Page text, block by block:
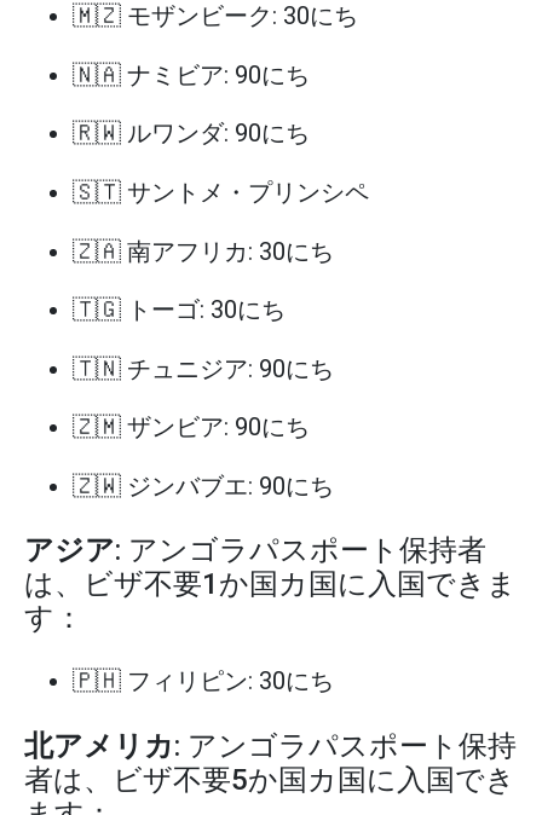
🇲🇿 モザンビーク: 30にち
🇳🇦 ナミビア: 90にち
🇷🇼 ルワンダ: 90にち
🇸🇹 サントメ・プリンシペ
🇿🇦 南アフリカ: 30にち
🇹🇬 トーゴ: 30にち
🇹🇳 チュニジア: 90にち
🇿🇲 ザンビア: 90にち
🇿🇼 ジンバブエ: 90にち
アジア: アンゴラパスポート保持者
は、ビザ不要1か国カ国に入国できま
す：
🇵🇭 フィリピン: 30にち
北アメリカ: アンゴラパスポート保持
者は、ビザ不要5か国カ国に入国でき